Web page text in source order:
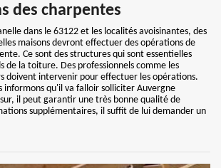
des charpentes
dans le 63122 et les localités avoisinantes, des
maisons devront effectuer des opérations de
Ce sont des structures qui sont essentielles
de la toiture. Des professionnels comme les
doivent intervenir pour effectuer les opérations.
informons qu'il va falloir solliciter Auvergne
il peut garantir une très bonne qualité de
supplémentaires, il suffit de lui demander un